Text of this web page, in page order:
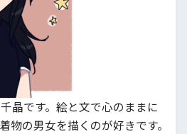
晶です。絵と文で心のままに
物の男女を描くのが好きです。